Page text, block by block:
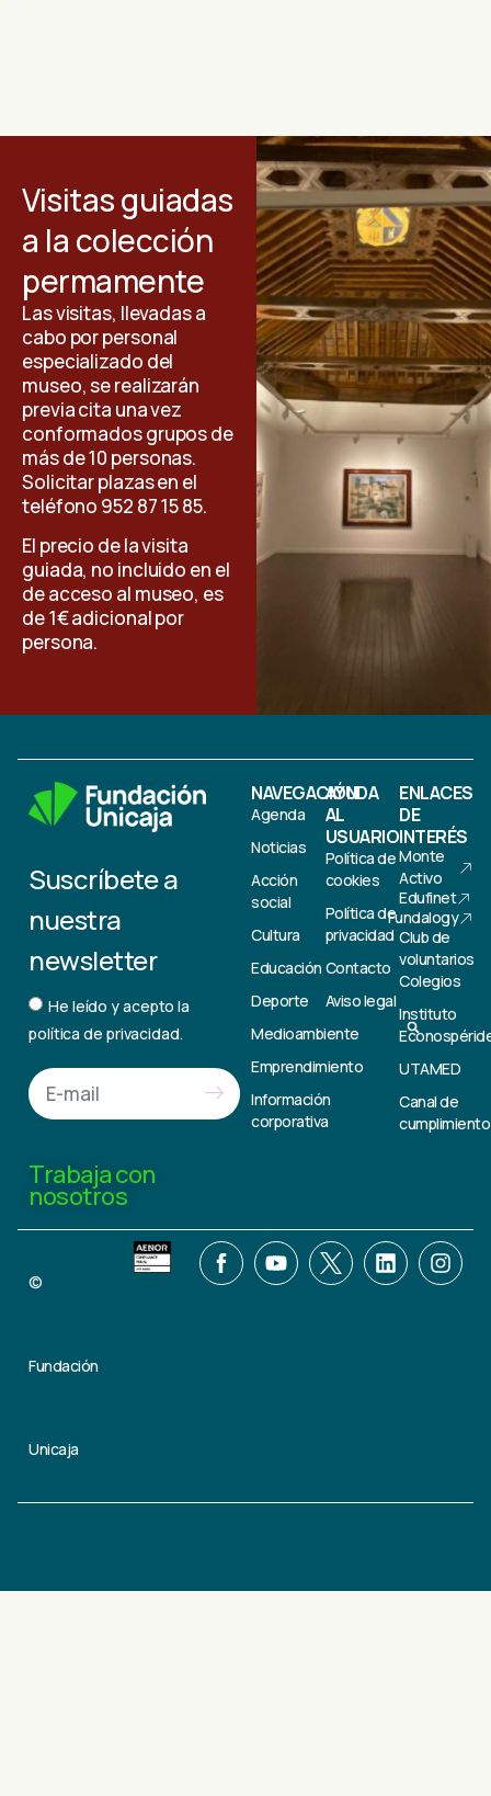
Visitas guiadas
a la colección
permamente
Las visitas, llevadas a
cabo por personal
especializado del
museo, se realizarán
previa cita una vez
conformados grupos de
más de 10 personas.
Solicitar plazas en el
teléfono 952 87 15 85.
El precio de la visita
guiada, no incluido en el
de acceso al museo, es
de 1€ adicional por
persona.
Suscríbete a
nuestra
newsletter
He leído y acepto la
política de privacidad.
Trabaja con
nosotros
NAVEGACIÓN
Agenda
Noticias
Acción
social
Cultura
Educación
Deporte
Medioambiente
Emprendimiento
Información
corporativa
AYUDA
AL
USUARIO
Política de
cookies
Política de
privacidad
Contacto
Aviso legal
ENLACES
DE
INTERÉS
Monte
Activo
Edufinet
Fundalogy
Club de
voluntarios
Colegios
Instituto
UTAMED
Canal de
cumplimiento
©
Fundación
Unicaja